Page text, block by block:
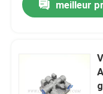
meilleur